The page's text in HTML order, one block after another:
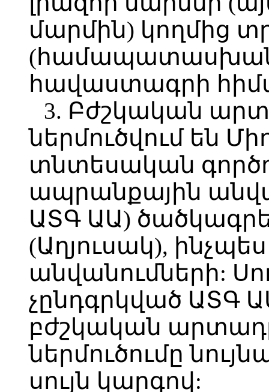
մարմին) կողմից
հավաստագրի
3. Բժշկական
ներմուծվում են
տնտեսական
ապրանքային
ԱՏԳ ԱԱ)
(Աղյուսակ),
անվանումների:
չընդգրկված ԱՏԳ
բժշկական
ներմուծումը
սույն կարգով: